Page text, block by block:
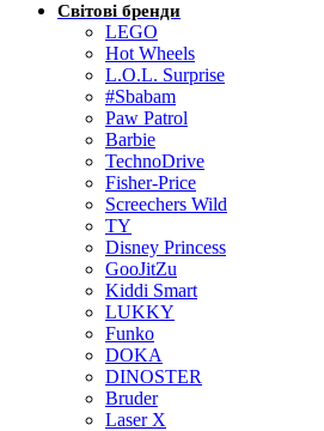
Світові бренди
LEGO
Hot Wheels
L.O.L. Surprise
#Sbabam
Paw Patrol
Barbie
TechnoDrive
Fisher-Price
Screechers Wild
TY
Disney Princess
GooJitZu
Kiddi Smart
LUKKY
Funko
DOKA
DINOSTER
Bruder
Laser X